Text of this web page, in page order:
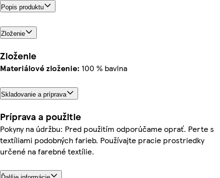
Popis produktu
Zloženie
Zloženie
Materiálové zloženie: 100 % bavlna
Skladovanie a príprava
Príprava a použitie
Pokyny na údržbu: Pred použitím odporúčame oprať. Perte s
textíliami podobných farieb. Používajte pracie prostriedky
určené na farebné textílie.